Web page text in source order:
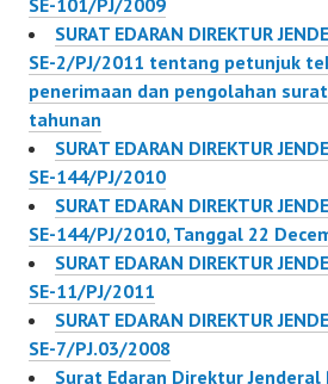
SE-101/PJ/2009
SURAT EDARAN DIREKTUR
SE-2/PJ/2011 tentang petunjuk
penerimaan dan pengolahan
tahunan
SURAT EDARAN DIREKTUR
SE-144/PJ/2010
SURAT EDARAN DIREKTUR
SE-144/PJ/2010, Tanggal 22
SURAT EDARAN DIREKTUR
SE-11/PJ/2011
SURAT EDARAN DIREKTUR
SE-7/PJ.03/2008
Surat Edaran Direktur